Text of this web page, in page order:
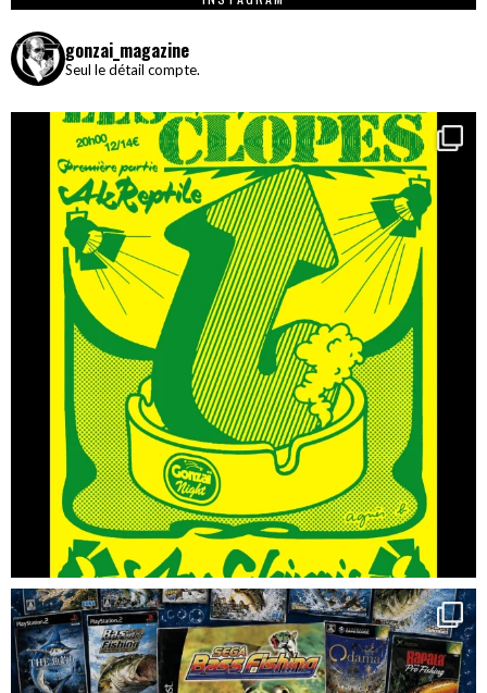
gonzai_magazine
Seul le détail compte.